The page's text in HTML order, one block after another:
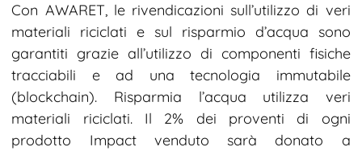
Con AWARET, le rivendicazioni sull’utilizzo di veri
materiali riciclati e sul risparmio d’acqua sono
garantiti grazie all’utilizzo di componenti fisiche
tracciabili e ad una tecnologia immutabile
(blockchain). Risparmia l’acqua utilizza veri
materiali riciclati. Il 2% dei proventi di ogni
prodotto Impact venduto sarà donato a